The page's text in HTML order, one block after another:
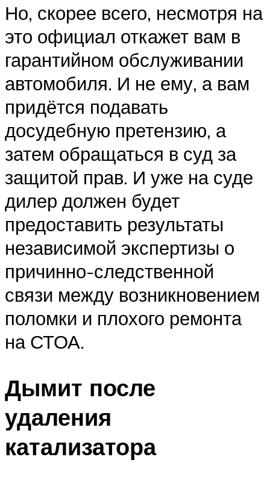
Но, скорее всего, несмотря на
это официал откажет вам в
гарантийном обслуживании
автомобиля. И не ему, а вам
придётся подавать
досудебную претензию, а
затем обращаться в суд за
защитой прав. И уже на суде
дилер должен будет
предоставить результаты
независимой экспертизы о
причинно-следственной
связи между возникновением
поломки и плохого ремонта
на СТОА.
Дымит после
удаления
катализатора